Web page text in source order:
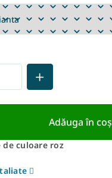
Adăuga în coş
culoare roz